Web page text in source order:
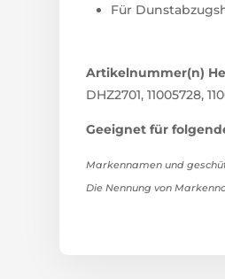
Für
Artikelnummer(n)
DHZ2701, 11005728,
Geeignet für
Markennamen und
Die Nennung von